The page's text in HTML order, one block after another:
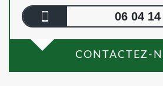
06 04
CONTACTEZ-